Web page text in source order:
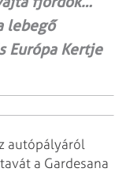
lebegő
Európa Kertje
autópályáról
a Gardesana